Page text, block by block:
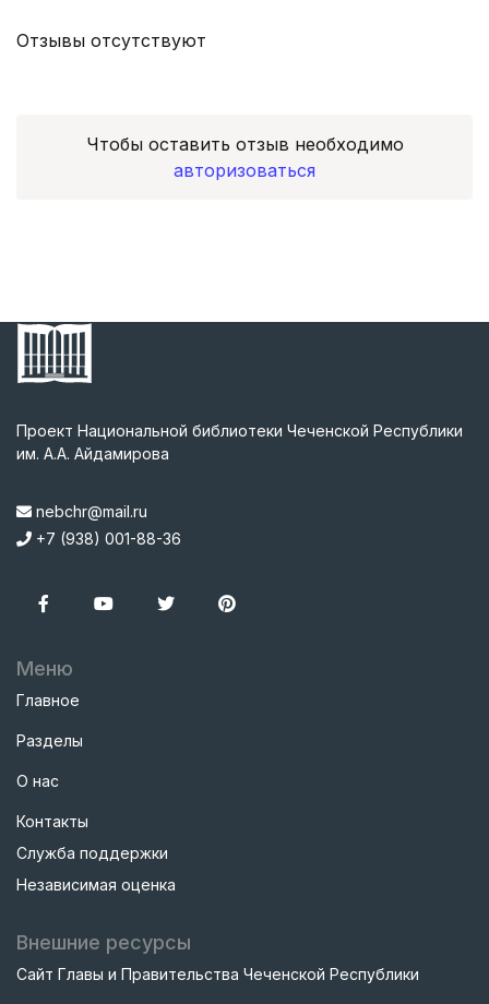
Отзывы отсутствуют
Чтобы оставить отзыв необходимо
авторизоваться
Проект Национальной библиотеки Чеченской Республики
им. А.А. Айдамирова
nebchr@mail.ru
+7 (938) 001-88-36
Меню
Главное
Разделы
О нас
Контакты
Служба поддержки
Независимая оценка
Внешние ресурсы
Сайт Главы и Правительства Чеченской Республики